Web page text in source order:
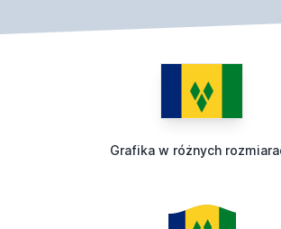
Grafika w różnych